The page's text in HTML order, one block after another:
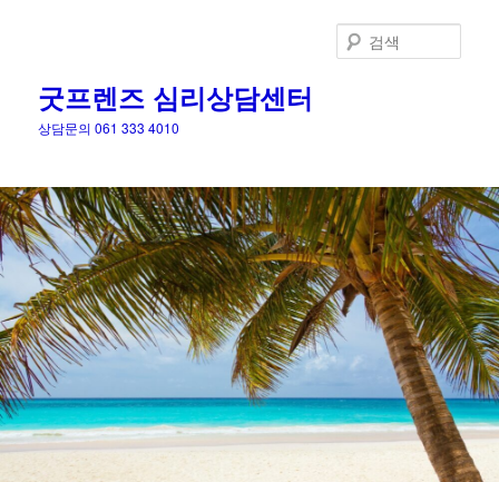
굿프렌즈 심리상담센터
상담문의 061 333 4010
색